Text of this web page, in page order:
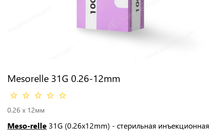
Mesorelle 31G 0.26-12mm
0.26 x 12мм
Meso-relle 31G (0.26x12mm) - стерильная инъекционная